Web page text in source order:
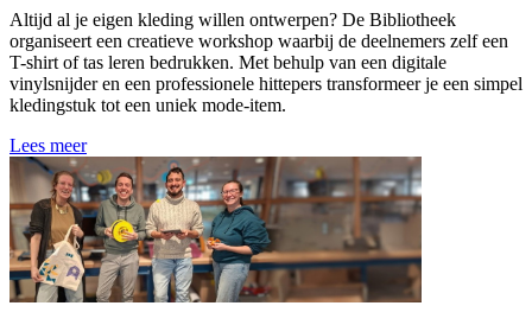
Altijd al je eigen kleding willen ontwerpen? De Bibliotheek
organiseert een creatieve workshop waarbij de deelnemers zelf een
T-shirt of tas leren bedrukken. Met behulp van een digitale
vinylsnijder en een professionele hittepers transformeer je een simpel
kledingstuk tot een uniek mode-item.
Lees meer